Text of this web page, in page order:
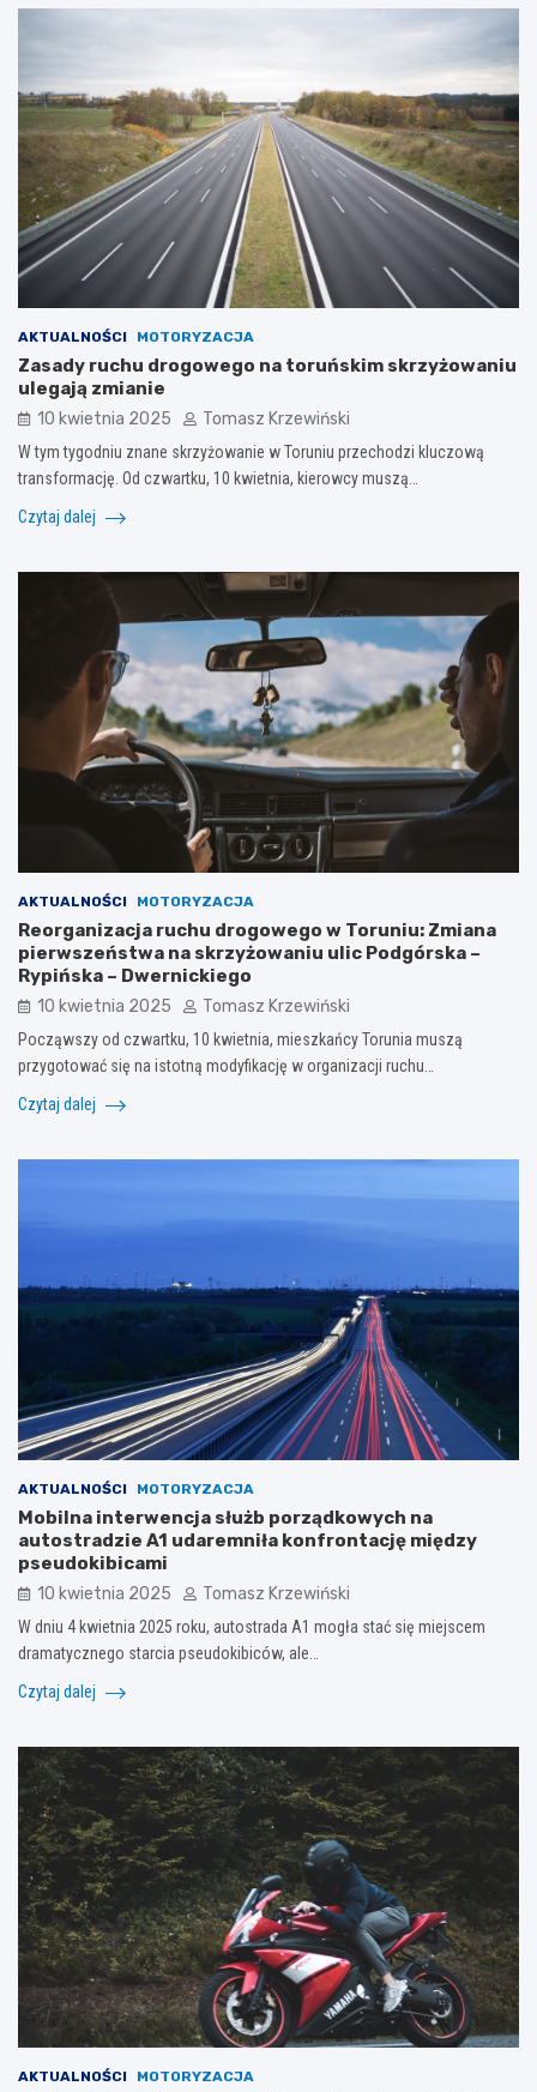
AKTUALNOŚCI MOTORYZACJA
Zasady ruchu drogowego na toruńskim skrzyżowaniu
ulegają zmianie
10 kwietnia 2025 Tomasz Krzewiński
W tym tygodniu znane skrzyżowanie w Toruniu przechodzi kluczową
transformację. Od czwartku, 10 kwietnia, kierowcy muszą…
Czytaj dalej
AKTUALNOŚCI MOTORYZACJA
Reorganizacja ruchu drogowego w Toruniu: Zmiana
pierwszeństwa na skrzyżowaniu ulic Podgórska –
Rypińska – Dwernickiego
10 kwietnia 2025 Tomasz Krzewiński
Począwszy od czwartku, 10 kwietnia, mieszkańcy Torunia muszą
przygotować się na istotną modyfikację w organizacji ruchu…
Czytaj dalej
AKTUALNOŚCI MOTORYZACJA
Mobilna interwencja służb porządkowych na
autostradzie A1 udaremniła konfrontację między
pseudokibicami
10 kwietnia 2025 Tomasz Krzewiński
W dniu 4 kwietnia 2025 roku, autostrada A1 mogła stać się miejscem
dramatycznego starcia pseudokibiców, ale…
Czytaj dalej
AKTUALNOŚCI MOTORYZACJA